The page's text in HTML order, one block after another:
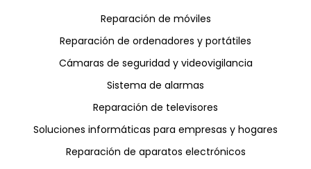
Reparación de móviles
Reparación de ordenadores y portátiles
Cámaras de seguridad y videovigilancia
Sistema de alarmas
Reparación de televisores
Soluciones informáticas para empresas y hogares
Reparación de aparatos electrónicos